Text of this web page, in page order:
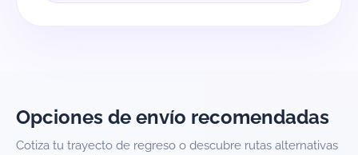
Opciones de envío recomendadas
Cotiza tu trayecto de regreso o descubre rutas alternativas